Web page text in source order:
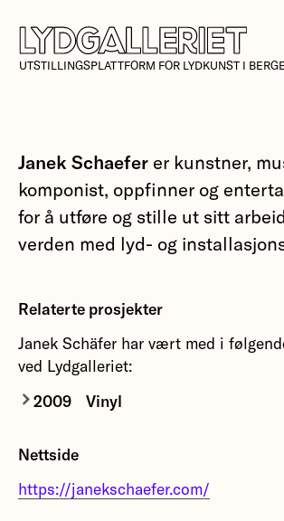
UTSTILLINGSPLATTFORM FOR LYDKUNST I
Janek Schaefer er kunstner,
komponist, oppfinner og
for å utføre og stille ut sitt
verden med lyd- og
Relaterte prosjekter
Janek Schäfer har vært med i
ved Lydgalleriet:
2009
Vinyl
vinyl og turntablisme: Christian
Yoshihide, Flo Kaufmann og Janek
Nettside
https://janekschaefer.com/